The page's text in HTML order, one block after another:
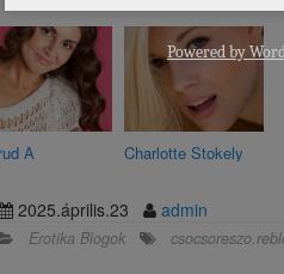
A Charlotte Stokely
2025.április.23 admin
Erotika Blogok
Powered by